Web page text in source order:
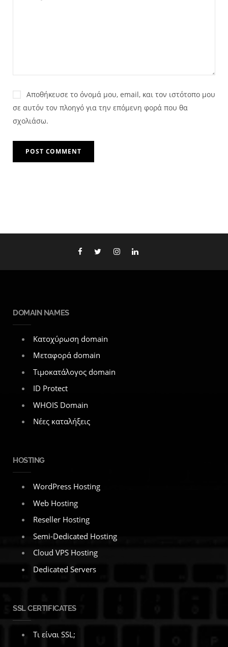
Αποθήκευσε το όνομά μου, email, και τον ιστότοπο μου
σε αυτόν τον πλοηγό για την επόμενη φορά που θα
σχολιάσω.
DOMAIN NAMES
Κατοχύρωση domain
Μεταφορά domain
Τιμοκατάλογος domain
ID Protect
WHOIS Domain
Νέες καταλήξεις
HOSTING
WordPress Hosting
Web Hosting
Reseller Hosting
Semi-Dedicated Hosting
Cloud VPS Hosting
Dedicated Servers
SSL CERTIFICATES
Τι είναι SSL;